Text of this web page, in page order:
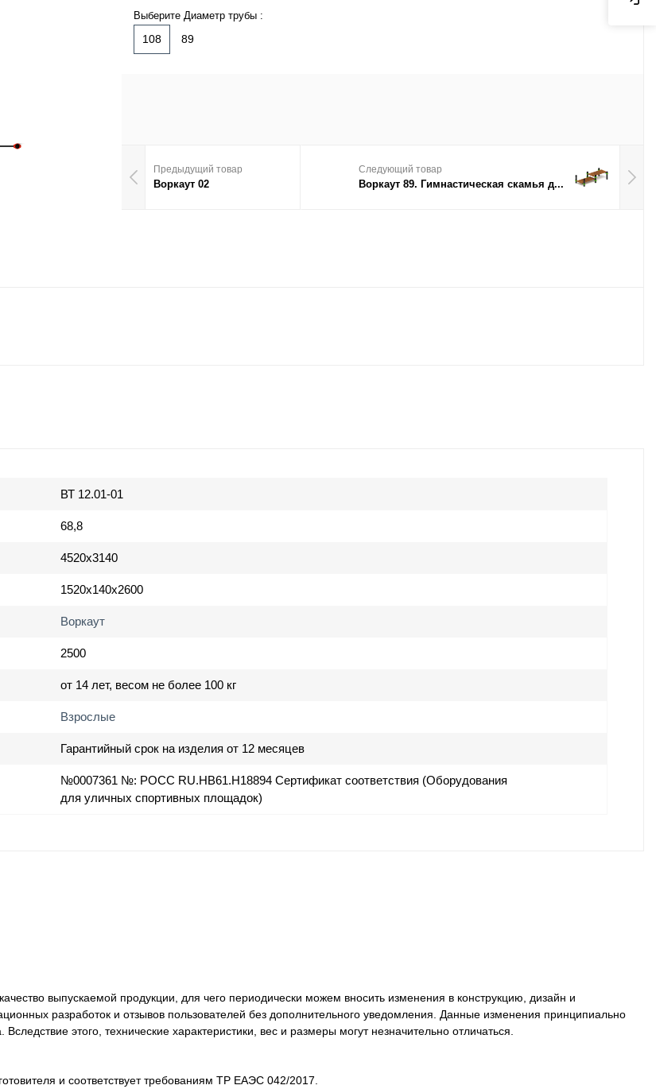
Выберите Диаметр трубы :
108 89
Предыдущий товар
Воркаут 02
Следующий товар
Воркаут 89. Гимнастическая скамья д...
Воркаут
2500
от 14 лет, весом не более 100 кг
Взрослые
Гарантийный срок на изделия от 12 месяцев
№0007361 №: РОСС RU.HB61.H18894 Сертификат соответствия (Оборудования
для уличных спортивных площадок)
ВТ 12.01-01
68,8
4520х3140
1520х140х2600
выпускаемой продукции, для чего периодически можем вносить изменения в конструкцию, дизайн и
разработок и отзывов пользователей без дополнительного уведомления. Данные изменения принципиально
этого, технические характеристики, вес и размеры могут незначительно отличаться.
и соответствует требованиям ТР ЕАЭС 042/2017.